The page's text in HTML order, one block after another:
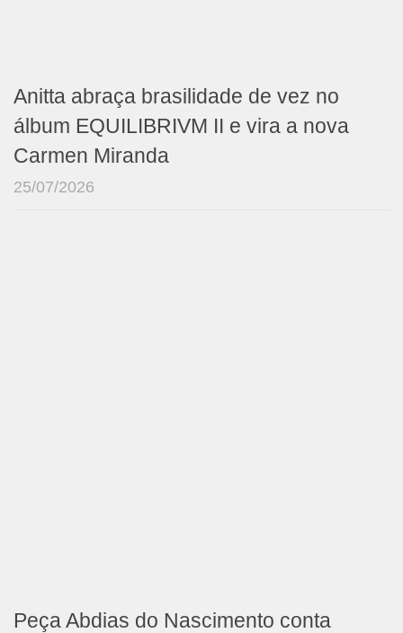
Anitta abraça brasilidade de vez no
álbum EQUILIBRIVM II e vira a nova
Carmen Miranda
25/07/2026
Peça Abdias do Nascimento conta